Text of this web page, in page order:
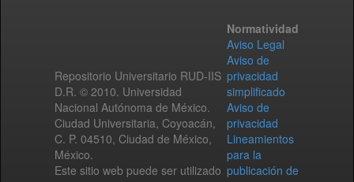
Repositorio Universitario RUD-IIS
D.R. © 2010. Universidad
Nacional Autónoma de México.
Ciudad Universitaria, Coyoacán,
C. P. 04510, Ciudad de México,
México.
Este sitio web puede ser utilizado
Normatividad
Aviso Legal
Aviso de
privacidad
simplificado
Aviso de
privacidad
Lineamientos
para la
publicación de